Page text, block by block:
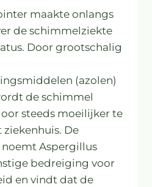
maakte onlangs
de schimmelziekte
Door grootschalig
(azolen)
de schimmel
steeds moeilijker te
De
Aspergillus
bedreiging voor
en vindt dat de